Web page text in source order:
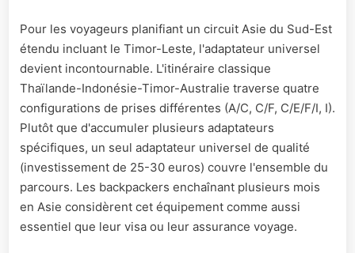
Pour les voyageurs planifiant un circuit Asie du Sud-Est
étendu incluant le Timor-Leste, l'adaptateur universel
devient incontournable. L'itinéraire classique
Thaïlande-Indonésie-Timor-Australie traverse quatre
configurations de prises différentes (A/C, C/F, C/E/F/I, I).
Plutôt que d'accumuler plusieurs adaptateurs
spécifiques, un seul adaptateur universel de qualité
(investissement de 25-30 euros) couvre l'ensemble du
parcours. Les backpackers enchaînant plusieurs mois
en Asie considèrent cet équipement comme aussi
essentiel que leur visa ou leur assurance voyage.